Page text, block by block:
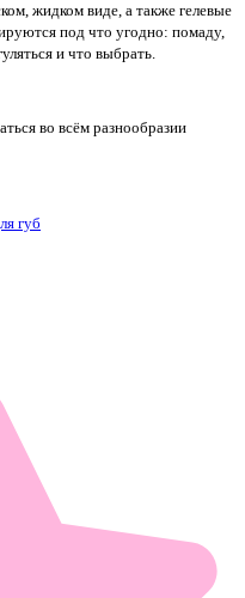
жидком виде, а также гелевые
под что угодно: помаду,
и что выбрать.
во всём разнообразии
губ